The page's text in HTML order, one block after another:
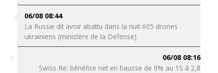
06/08 08:44
La Russie dit avoir abattu dans la nuit 605 drones
ukrainiens (ministère de la Défense)
06/08 08:16
Swiss Re: bénéfice net en hausse de 9% au 1S à 2,8